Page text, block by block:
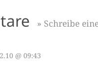
» Schreibe
@ 09:43